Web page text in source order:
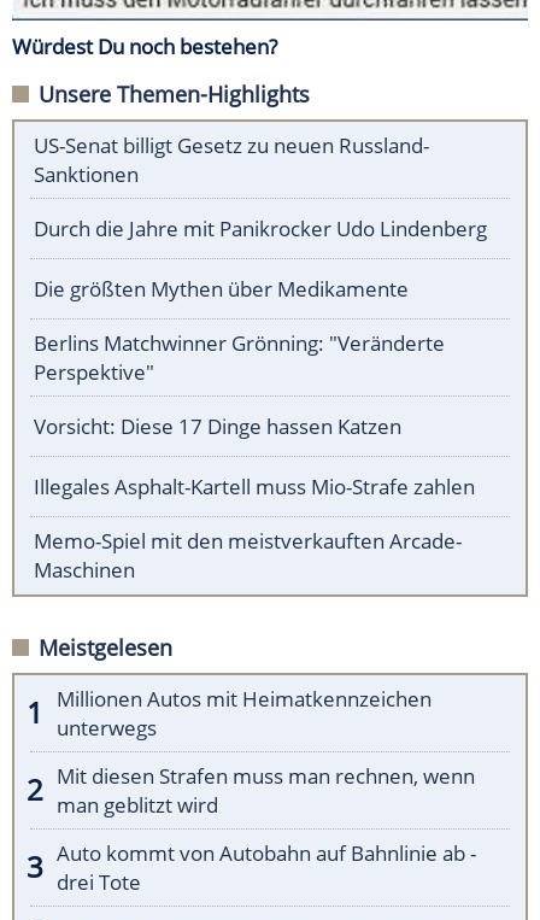
Würdest Du noch bestehen?
Unsere Themen-Highlights
US-Senat billigt Gesetz zu neuen Russland-
Sanktionen
Durch die Jahre mit Panikrocker Udo Lindenberg
Die größten Mythen über Medikamente
Berlins Matchwinner Grönning: "Veränderte
Perspektive"
Vorsicht: Diese 17 Dinge hassen Katzen
Illegales Asphalt-Kartell muss Mio-Strafe zahlen
Memo-Spiel mit den meistverkauften Arcade-
Maschinen
Meistgelesen
Millionen Autos mit Heimatkennzeichen
unterwegs
Mit diesen Strafen muss man rechnen, wenn
man geblitzt wird
Auto kommt von Autobahn auf Bahnlinie ab -
drei Tote